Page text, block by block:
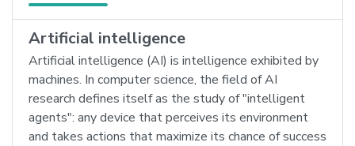
Artificial intelligence
Artificial intelligence (AI) is intelligence exhibited by
machines. In computer science, the field of AI
research defines itself as the study of "intelligent
agents": any device that perceives its environment
and takes actions that maximize its chance of success